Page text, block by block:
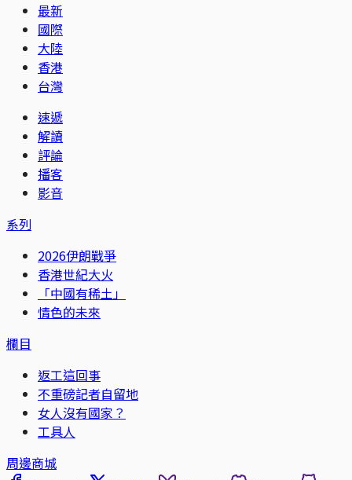
最新
國際
大陸
香港
台灣
速遞
解讀
評論
播客
影音
系列
2026伊朗戰爭
香港世紀大火
「中國有稀土」
情色的未來
欄目
返工這回事
不重磅記者自留地
女人沒有國家？
工具人
周邊商城